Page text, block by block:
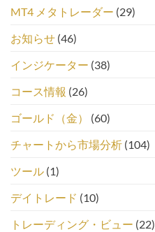
MT4 メタトレーダー (29)
お知らせ (46)
インジケーター (38)
コース情報 (26)
ゴールド（金）
(60)
チャートから市場分析 (104)
ツール (1)
デイトレード (10)
トレーディング・ビュー (22)